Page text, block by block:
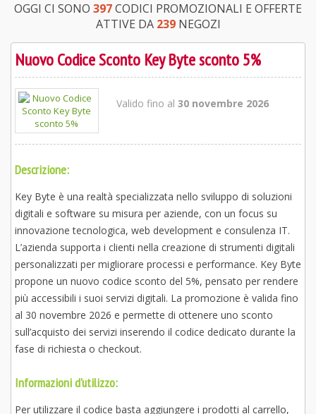
OGGI CI SONO 397CODICI PROMOZIONALI E OFFERTE
ATTIVE DA 239NEGOZI
Nuovo Codice Sconto Key Byte sconto 5%
Valido fino al 30 novembre 2026
Descrizione:
Key Byte è una realtà specializzata nello sviluppo di soluzioni
digitali e software su misura per aziende, con un focus su
innovazione tecnologica, web development e consulenza IT.
L’azienda supporta i clienti nella creazione di strumenti digitali
personalizzati per migliorare processi e performance. Key Byte
propone un nuovo codice sconto del 5%, pensato per rendere
più accessibili i suoi servizi digitali. La promozione è valida fino
al 30 novembre 2026 e permette di ottenere uno sconto
sull’acquisto dei servizi inserendo il codice dedicato durante la
fase di richiesta o checkout.
Informazioni d'utilizzo:
Per utilizzare il codice basta aggiungere i prodotti al carrello,